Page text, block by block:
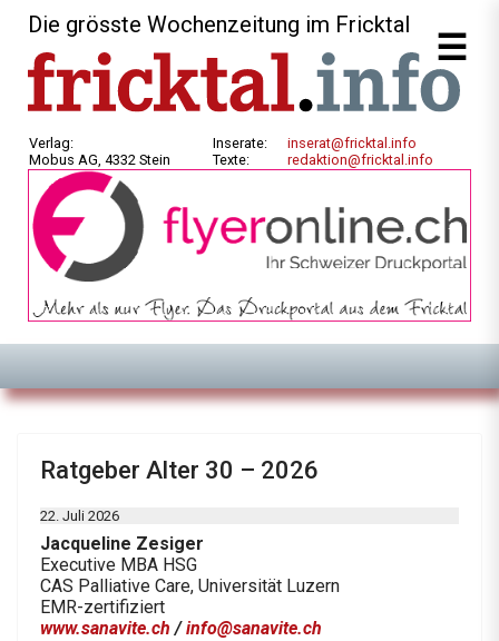
Die grösste Wochenzeitung im Fricktal
Verlag:
Mobus AG, 4332 Stein
Inserate:
Texte:
inserat@fricktal.info
redaktion@fricktal.info
Ratgeber Alter 30 – 2026
22. Juli 2026
Jacqueline Zesiger
Executive MBA HSG
CAS Palliative Care, Universität Luzern
EMR-zertifiziert
www.sanavite.ch /info@sanavite.ch